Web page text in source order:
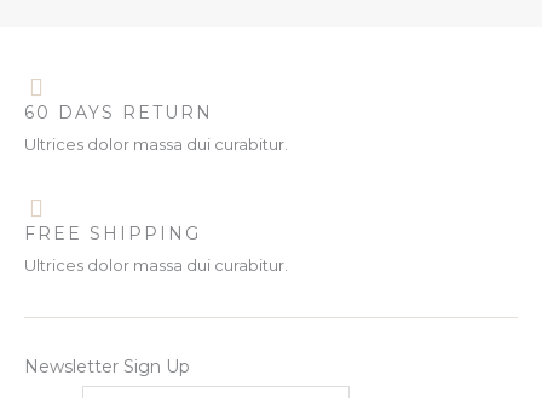
60 DAYS RETURN
Ultrices dolor massa dui curabitur.
FREE SHIPPING
Ultrices dolor massa dui curabitur.
Newsletter Sign Up